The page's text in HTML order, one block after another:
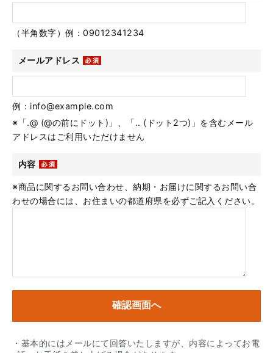
（半角数字）例：09012341234
メールアドレス
例：info@example.com
※「.@ (@の前にドット)」、「.. (ドット2つ)」を含むメール
アドレスはご利用いただけません
内容
※商品に関するお問い合わせ、納期・お届けに関するお問い合
わせの場合には、お住まいの都道府県を必ずご記入ください。
・基本的にはメールにて回答いたしますが、内容によってお電